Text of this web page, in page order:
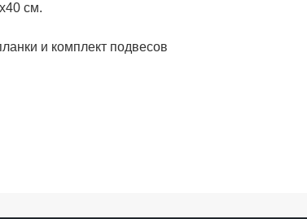
см.
и комплект подвесов